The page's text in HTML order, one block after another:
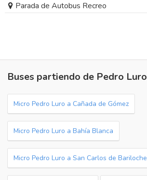
Parada de Autobus Recreo
Buses partiendo de Pedro Luro
Micro Pedro Luro a Cañada de Gómez
Micro Pedro Luro a Bahía Blanca
Micro Pedro Luro a San Carlos de Bariloche